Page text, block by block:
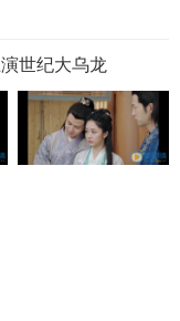
决心与陆绎比赛破
了偏见与误解。在
世纪大乌龙